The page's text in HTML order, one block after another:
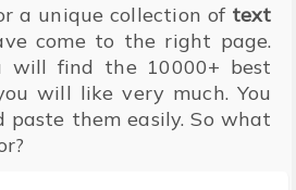
a unique collection of text
come to the right page.
will find the 10000+ best
will like very much. You
paste them easily. So what